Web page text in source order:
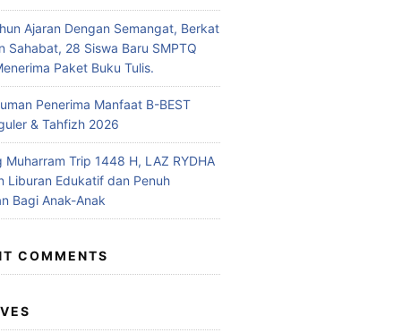
Ajaran Dengan Semangat, Berkat
Sahabat, 28 Siswa Baru SMPTQ
Paket Buku Tulis.
Penerima Manfaat B-BEST
& Tahfizh 2026
Muharram Trip 1448 H, LAZ RYDHA
Liburan Edukatif dan Penuh
Bagi Anak-Anak
COMMENTS